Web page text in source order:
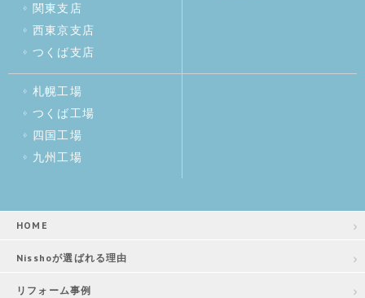
関東支店
西東京支店
つくば支店
札幌工場
つくば工場
四国工場
九州工場
HOME
Nisshoが選ばれる理由
リフォーム事例